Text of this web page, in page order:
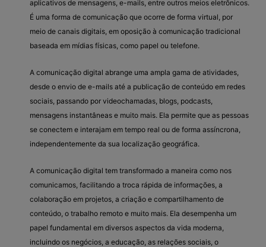
aplicativos de mensagens, e-mails, entre outros meios eletrônicos.
É uma forma de comunicação que ocorre de forma virtual, por
meio de canais digitais, em oposição à comunicação tradicional
baseada em mídias físicas, como papel ou telefone.
A comunicação digital abrange uma ampla gama de atividades,
desde o envio de e-mails até a publicação de conteúdo em redes
sociais, passando por videochamadas, blogs, podcasts,
mensagens instantâneas e muito mais. Ela permite que as pessoas
se conectem e interajam em tempo real ou de forma assíncrona,
independentemente da sua localização geográfica.
A comunicação digital tem transformado a maneira como nos
comunicamos, facilitando a troca rápida de informações, a
colaboração em projetos, a criação e compartilhamento de
conteúdo, o trabalho remoto e muito mais. Ela desempenha um
papel fundamental em diversos aspectos da vida moderna,
incluindo os negócios, a educação, as relações sociais, o